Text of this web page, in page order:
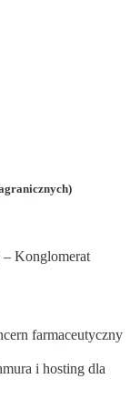
Konglomerat
farmaceutyczny
i hosting dla